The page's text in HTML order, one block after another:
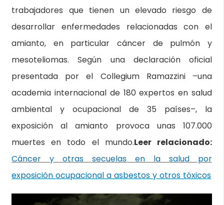
trabajadores que tienen un elevado riesgo de
desarrollar enfermedades relacionadas con el
amianto, en particular cáncer de pulmón y
mesoteliomas. Según una declaración oficial
presentada por el Collegium Ramazzini –una
academia internacional de 180 expertos en salud
ambiental y ocupacional de 35 países–, la
exposición al amianto provoca unas 107.000
muertes en todo el mundo.Leer relacionado:
Cáncer y otras secuelas en la salud por
exposición ocupacional a asbestos y otros tóxicos